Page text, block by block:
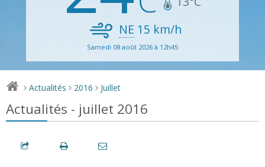
NE 15 km/h
Samedi 08 août 2026 à 12h45
> Actualités > 2016 > Juillet
Actualités - juillet 2016